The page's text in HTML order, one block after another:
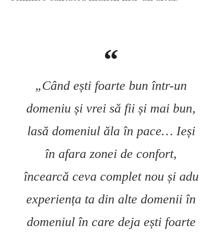
„Când ești foarte bun într-un
domeniu și vrei să fii și mai bun,
lasă domeniul ăla în pace… Ieși
în afara zonei de confort,
încearcă ceva complet nou și adu
experiența ta din alte domenii în
domeniul în care deja ești foarte